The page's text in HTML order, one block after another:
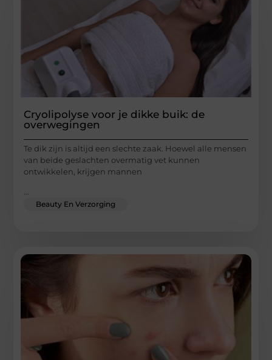
Cryolipolyse voor je dikke buik: de
overwegingen
Te dik zijn is altijd een slechte zaak. Hoewel alle mensen
van beide geslachten overmatig vet kunnen
ontwikkelen, krijgen mannen
Beauty En Verzorging